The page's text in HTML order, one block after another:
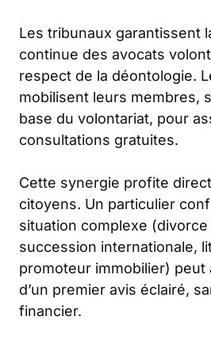
Les tribunaux garantissent
continue des avocats
respect de la déontologie.
mobilisent leurs membres,
base du volontariat, pour
consultations gratuites.
Cette synergie profite
citoyens. Un particulier
situation complexe
succession internationale,
promoteur immobilier) peut
d’un premier avis éclairé,
financier.